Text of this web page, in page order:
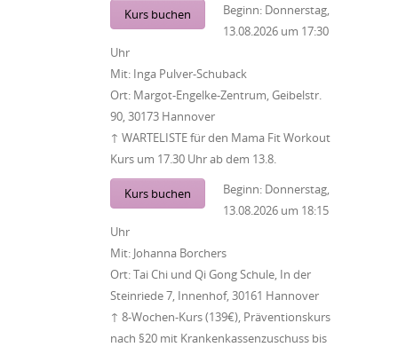
Kurs buchen Beginn: Donnerstag,
13.08.2026 um 17:30
Uhr
Mit: Inga Pulver-Schuback
Ort: Margot-Engelke-Zentrum, Geibelstr.
90, 30173 Hannover
↑ WARTELISTE für den Mama Fit Workout
Kurs um 17.30 Uhr ab dem 13.8.
Kurs buchen Beginn: Donnerstag,
13.08.2026 um 18:15
Uhr
Mit: Johanna Borchers
Ort:Tai Chi und Qi Gong Schule, In der
Steinriede 7, Innenhof, 30161 Hannover
↑ 8-Wochen-Kurs (139€), Präventionskurs
nach §20 mit Krankenkassenzuschuss bis